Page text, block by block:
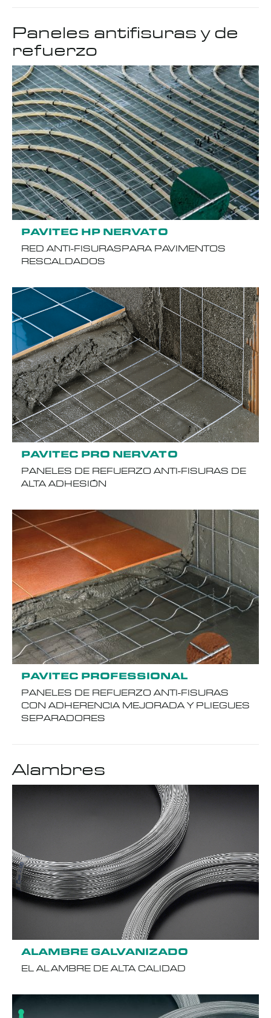
Paneles antifisuras y de
refuerzo
PAVITEC HP NERVATO
RED ANTI-FISURASPARA PAVIMENTOS
RESCALDADOS
PAVITEC PRO NERVATO
PANELES DE REFUERZO ANTI-FISURAS DE
ALTA ADHESIÓN
PAVITEC PROFESSIONAL
PANELES DE REFUERZO ANTI-FISURAS
CON ADHERENCIA MEJORADA Y PLIEGUES
SEPARADORES
Alambres
ALAMBRE GALVANIZADO
EL ALAMBRE DE ALTA CALIDAD